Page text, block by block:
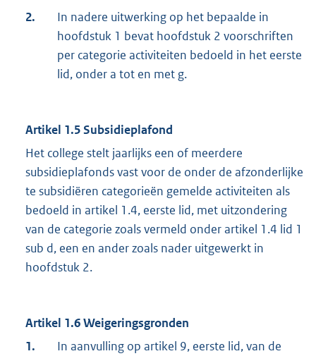
2.
In nadere uitwerking op het bepaalde in
hoofdstuk 1 bevat hoofdstuk 2 voorschriften
per categorie activiteiten bedoeld in het eerste
lid, onder a tot en met g.
Artikel 1.5 Subsidieplafond
Het college stelt jaarlijks een of meerdere
subsidieplafonds vast voor de onder de afzonderlijke
te subsidiëren categorieën gemelde activiteiten als
bedoeld in artikel 1.4, eerste lid, met uitzondering
van de categorie zoals vermeld onder artikel 1.4 lid 1
sub d, een en ander zoals nader uitgewerkt in
hoofdstuk 2.
Artikel 1.6 Weigeringsgronden
1.
In aanvulling op artikel 9, eerste lid, van de